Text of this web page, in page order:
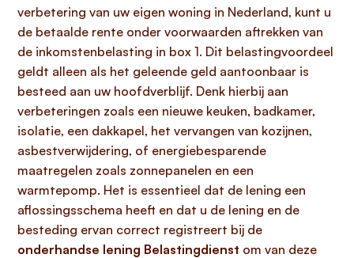
verbetering van uw eigen woning in Nederland, kunt u
de betaalde rente onder voorwaarden aftrekken van
de inkomstenbelasting in box 1. Dit belastingvoordeel
geldt alleen als het geleende geld aantoonbaar is
besteed aan uw hoofdverblijf. Denk hierbij aan
verbeteringen zoals een nieuwe keuken, badkamer,
isolatie, een dakkapel, het vervangen van kozijnen,
asbestverwijdering, of energiebesparende
maatregelen zoals zonnepanelen en een
warmtepomp. Het is essentieel dat de lening een
aflossingsschema heeft en dat u de lening en de
besteding ervan correct registreert bij de
onderhandse lening Belastingdienst om van deze